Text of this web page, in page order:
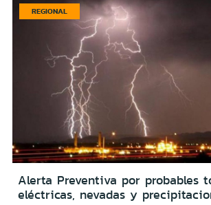
REGIONAL
Alerta Preventiva por probables
eléctricas, nevadas y